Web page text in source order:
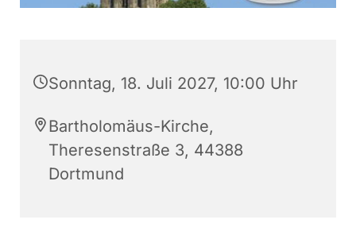
Sonntag, 18. Juli 2027, 10:00 Uhr
Bartholomäus-Kirche,
Theresenstraße 3, 44388
Dortmund